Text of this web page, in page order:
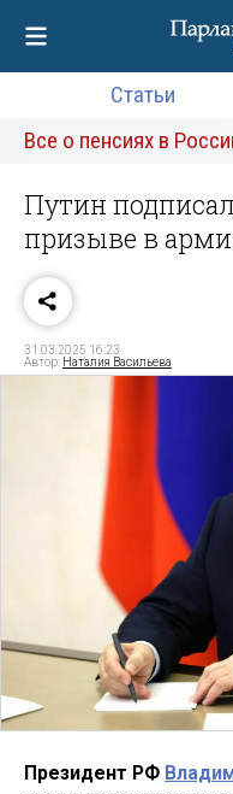
Статьи
Все о пенсиях в
Путин
призыве в
31.03.2025 16:23
Автор: Наталия Васильева
Президент РФ